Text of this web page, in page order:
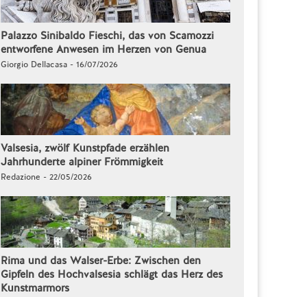
Palazzo Sinibaldo Fieschi, das von Scamozzi
entworfene Anwesen im Herzen von Genua
Giorgio Dellacasa - 16/07/2026
Valsesia, zwölf Kunstpfade erzählen
Jahrhunderte alpiner Frömmigkeit
Redazione - 22/05/2026
Rima und das Walser-Erbe: Zwischen den
Gipfeln des Hochvalsesia schlägt das Herz des
Kunstmarmors